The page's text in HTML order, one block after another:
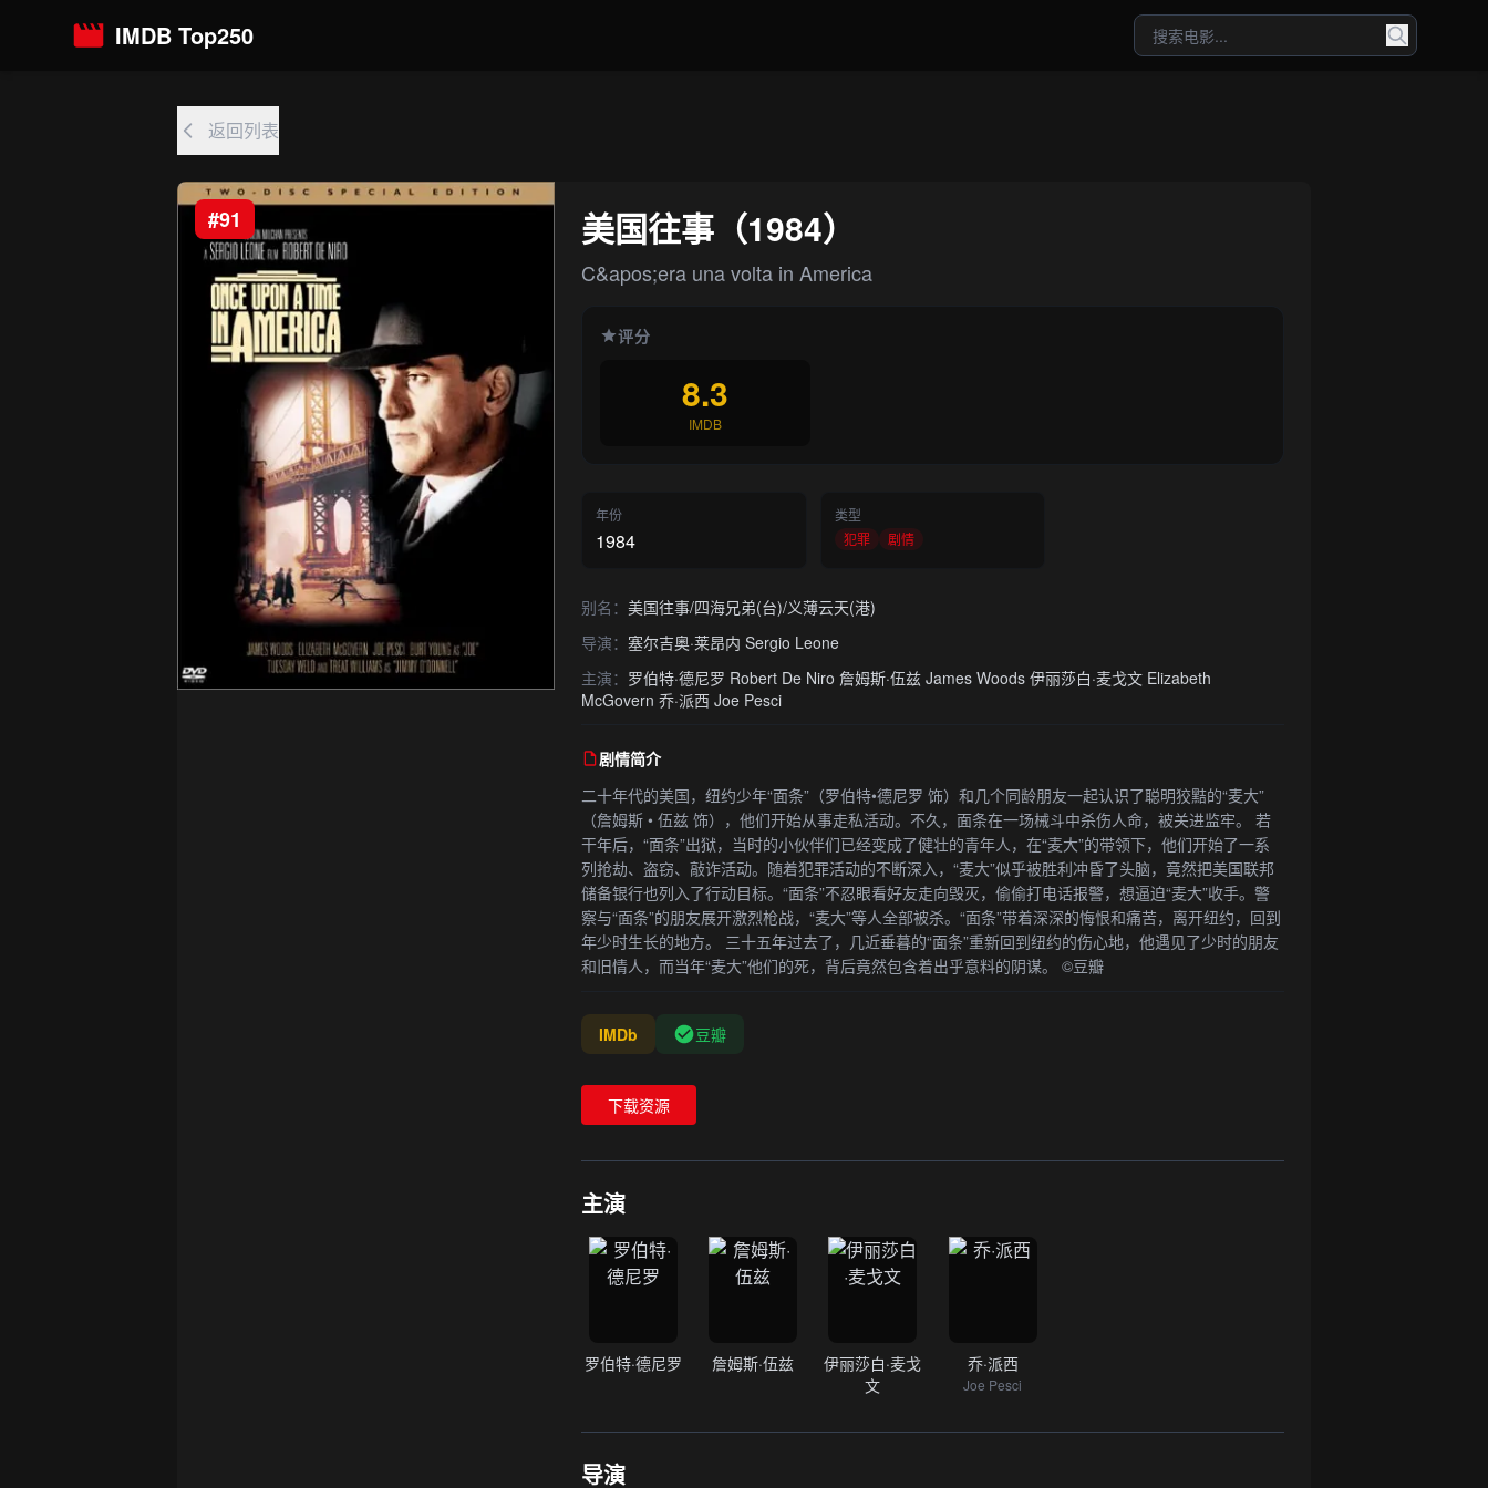
IMDB Top250
返回列表
#91 美国往事（1984）
C&apos;era una volta in America
评分
8.3
IMDB
年份
1984
类型
犯罪
剧情
别名：美国往事/四海兄弟(台)/义薄云天(港)
导演：塞尔吉奥·莱昂内 Sergio Leone
主演： 罗伯特·德尼罗 Robert De Niro 詹姆斯·伍兹 James Woods 伊丽莎白·麦戈文 Elizabeth
McGovern 乔·派西 Joe Pesci
剧情简介
二十年代的美国，纽约少年“面条”（罗伯特•德尼罗 饰）和几个同龄朋友一起认识了聪明狡黠的“麦大”
（詹姆斯 • 伍兹 饰），他们开始从事走私活动。不久，面条在一场械斗中杀伤人命，被关进监牢。 若
干年后，“面条”出狱，当时的小伙伴们已经变成了健壮的青年人，在“麦大”的带领下，他们开始了一系
列抢劫、盗窃、敲诈活动。随着犯罪活动的不断深入，“麦大”似乎被胜利冲昏了头脑，竟然把美国联邦
储备银行也列入了行动目标。“面条”不忍眼看好友走向毁灭，偷偷打电话报警，想逼迫“麦大”收手。警
察与“面条”的朋友展开激烈枪战，“麦大”等人全部被杀。“面条”带着深深的悔恨和痛苦，离开纽约，回到
年少时生长的地方。 三十五年过去了，几近垂暮的“面条”重新回到纽约的伤心地，他遇见了少时的朋友
和旧情人，而当年“麦大”他们的死，背后竟然包含着出乎意料的阴谋。 ©豆瓣
IMDb 豆瓣
下载资源
主演
罗伯特·德尼罗 詹姆斯·伍兹
伊丽莎白·麦戈
文
乔·派西
Joe Pesci
导演